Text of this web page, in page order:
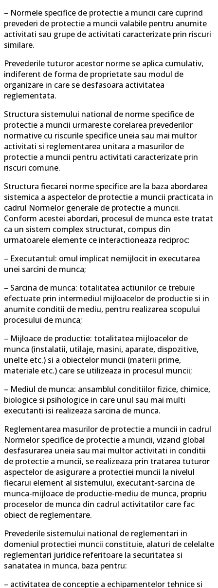
– Normele specifice de protectie a muncii care cuprind
prevederi de protectie a muncii valabile pentru anumite
activitati sau grupe de activitati caracterizate prin riscuri
similare.
Prevederile tuturor acestor norme se aplica cumulativ,
indiferent de forma de proprietate sau modul de
organizare in care se desfasoara activitatea
reglementata.
Structura sistemului national de norme specifice de
protectie a muncii urmareste corelarea prevederilor
normative cu riscurile specifice uneia sau mai multor
activitati si reglementarea unitara a masurilor de
protectie a muncii pentru activitati caracterizate prin
riscuri comune.
Structura fiecarei norme specifice are la baza abordarea
sistemica a aspectelor de protectie a muncii practicata in
cadrul Normelor generale de protectie a muncii.
Conform acestei abordari, procesul de munca este tratat
ca un sistem complex structurat, compus din
urmatoarele elemente ce interactioneaza reciproc:
– Executantul: omul implicat nemijlocit in executarea
unei sarcini de munca;
– Sarcina de munca: totalitatea actiunilor ce trebuie
efectuate prin intermediul mijloacelor de productie si in
anumite conditii de mediu, pentru realizarea scopului
procesului de munca;
– Mijloace de productie: totalitatea mijloacelor de
munca (instalatii, utilaje, masini, aparate, dispozitive,
unelte etc.) si a obiectelor muncii (materii prime,
materiale etc.) care se utilizeaza in procesul muncii;
– Mediul de munca: ansamblul conditiilor fizice, chimice,
biologice si psihologice in care unul sau mai multi
executanti isi realizeaza sarcina de munca.
Reglementarea masurilor de protectie a muncii in cadrul
Normelor specifice de protectie a muncii, vizand global
desfasurarea uneia sau mai multor activitati in conditii
de protectie a muncii, se realizeaza prin tratarea tuturor
aspectelor de asigurare a protectiei muncii la nivelul
fiecarui element al sistemului, executant-sarcina de
munca-mijloace de productie-mediu de munca, propriu
proceselor de munca din cadrul activitatilor care fac
obiect de reglementare.
Prevederile sistemului national de reglementari in
domeniul protectiei muncii constituie, alaturi de celelalte
reglementari juridice referitoare la securitatea si
sanatatea in munca, baza pentru:
– activitatea de conceptie a echipamentelor tehnice si